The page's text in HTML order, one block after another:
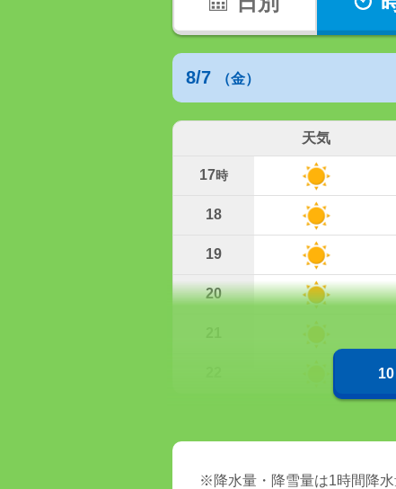
8/7 （金）
天気
17時
18
19
20
※降水量・降雪量は1時間降